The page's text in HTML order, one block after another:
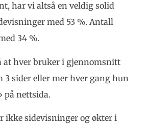
har vi altså en veldig solid
med 53 %. Antall
34 %.
at hver bruker i gjennomsnitt
sider eller mer hver gang hun
på nettsida.
ikke sidevisninger og økter i